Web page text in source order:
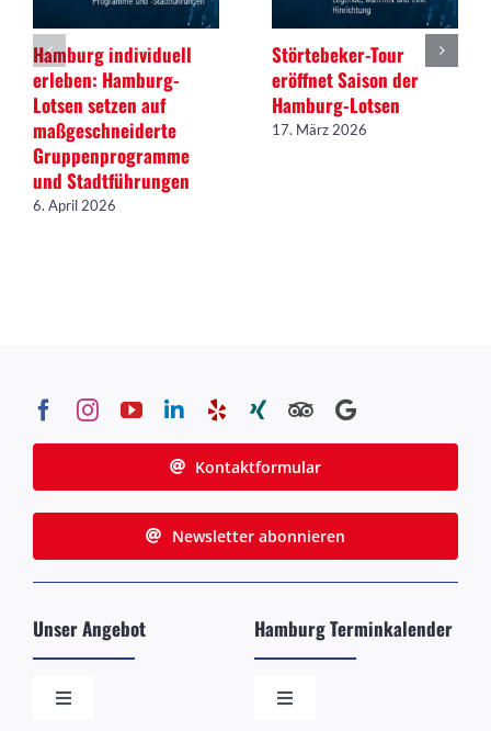
Hamburg individuell
erleben: Hamburg-
Lotsen setzen auf
maßgeschneiderte
Gruppenprogramme
und Stadtführungen
6. April 2026
Störtebeker-Tour
eröffnet Saison der
Hamburg-Lotsen
17. März 2026
Kontaktformular
Newsletter abonnieren
Unser Angebot
Toggle
Hamburg Terminkalender
Toggle